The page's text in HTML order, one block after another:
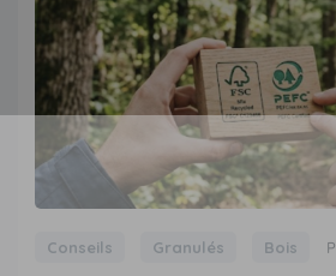
Conseils Granulés Bois